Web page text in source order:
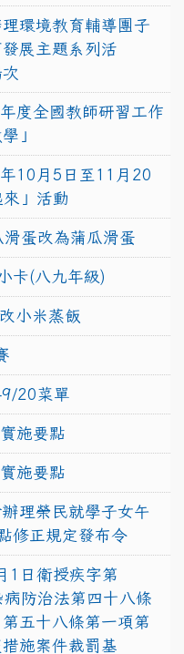
環境教育輔導團子
展主題系列活
度全國教師研習工作
」
10月5日至11月20
」活動
蛋改為蒲瓜滑蛋
卡(八九年級)
小米蒸飯
20菜單
施要點
施要點
理榮民就學子女午
修正規定發布令
1日衛授疾字第
防治法第四十八條
五十八條第一項第
施案件裁罰基